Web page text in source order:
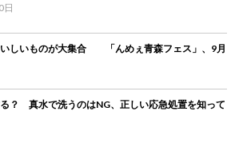
日
いしいものが大集合 「んめぇ青森フェス」、9月
？ 真水で洗うのはNG、正しい応急処置を知って